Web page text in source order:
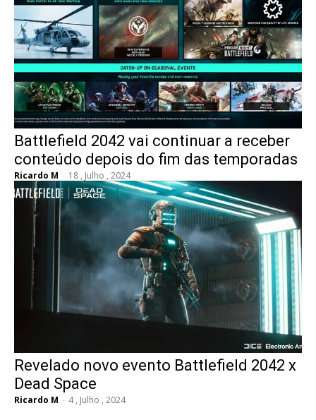
Battlefield 2042 vai continuar a receber
conteúdo depois do fim das temporadas
Ricardo M - 18 , Julho , 2024
Revelado novo evento Battlefield 2042 x
Dead Space
Ricardo M - 4 , Julho , 2024